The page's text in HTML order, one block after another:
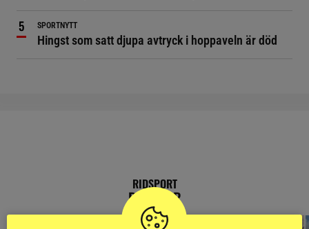
SPORTNYTT
Hingst som satt djupa avtryck i hoppaveln är död
RIDSPORT
BLOGGAR